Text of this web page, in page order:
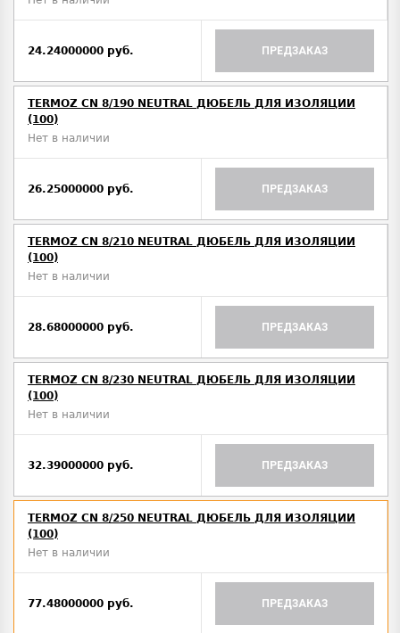
24.24000000 руб. ПРЕДЗАКАЗ
TERMOZ CN 8/190 NEUTRAL ДЮБЕЛЬ ДЛЯ ИЗОЛЯЦИИ
(100)
Нет в наличии
26.25000000 руб. ПРЕДЗАКАЗ
TERMOZ CN 8/210 NEUTRAL ДЮБЕЛЬ ДЛЯ ИЗОЛЯЦИИ
(100)
Нет в наличии
28.68000000 руб. ПРЕДЗАКАЗ
TERMOZ CN 8/230 NEUTRAL ДЮБЕЛЬ ДЛЯ ИЗОЛЯЦИИ
(100)
Нет в наличии
32.39000000 руб. ПРЕДЗАКАЗ
TERMOZ CN 8/250 NEUTRAL ДЮБЕЛЬ ДЛЯ ИЗОЛЯЦИИ
(100)
Нет в наличии
77.48000000 руб. ПРЕДЗАКАЗ